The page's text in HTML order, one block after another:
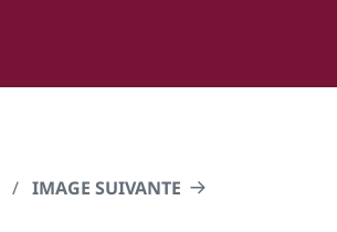
IMAGE SUIVANTE